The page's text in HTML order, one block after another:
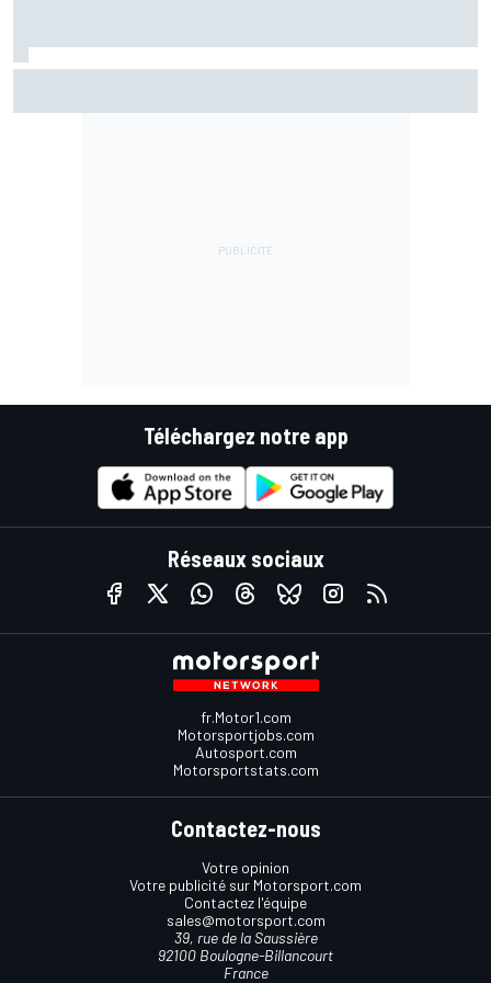
Téléchargez notre app
Réseaux sociaux
fr.Motor1.com
Motorsportjobs.com
Autosport.com
Motorsportstats.com
Contactez-nous
Votre opinion
Votre publicité sur Motorsport.com
Contactez l'équipe
sales@motorsport.com
39, rue de la Saussière
92100 Boulogne-Billancourt
France